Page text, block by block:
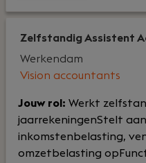
Zelfstandig Assistent
Vision accountants
Werkendam
Jouw rol: Werkt
jaarrekeningenStelt
inkomstenbelasting,
omzetbelasting